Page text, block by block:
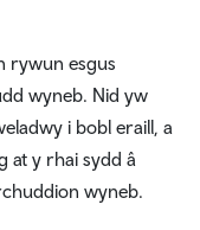
rywun esgus
wyneb. Nid yw
i bobl eraill, a
at y rhai sydd â
wyneb.